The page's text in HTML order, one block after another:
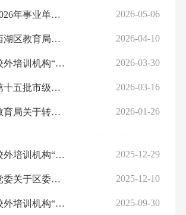
东西湖区2026年事业单位公开招聘（教育系统岗位）资格复审通知 2026-05-06
武汉市东西湖区教育局关于2026年春季高中阶段教师资格认定工作的公告 2026-04-10
东西湖区校外培训机构“白、灰、黑”名单（2026.3.30） 2026-03-30
东西湖区第十五批市级学科带头人评定推荐人员公示 2026-03-16
东西湖区教育局关于转发《武汉市教育局规范教育行政处罚裁量权规定》《武汉市教育行政处罚裁量权基准》《武汉市教育局“首违不罚、轻微免罚”清单》的通知 2026-01-26
东西湖区校外培训机构“白、灰、黑”名单（2025.12.29） 2025-12-29
区教育局党委关于区委第九轮专项巡察和巡察“回头看”反馈意见整改进展情况的通报 2025-12-10
东西湖区校外培训机构“白、灰、黑”名单（2025.9.29） 2025-09-30